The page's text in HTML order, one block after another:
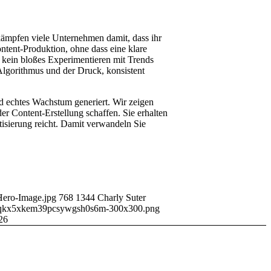
viele Unternehmen damit, dass ihr
Produktion, ohne dass eine klare
bloßes Experimentieren mit Trends
und der Druck, konsistent
Wachstum generiert. Wir zeigen
Content-Erstellung schaffen. Sie erhalten
reicht. Damit verwandeln Sie
Image.jpg 768 1344 Charly Suter
300x300.png